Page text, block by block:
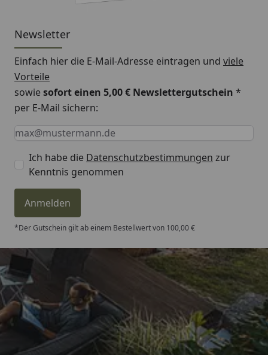
Newsletter
Einfach hier die E-Mail-Adresse eintragen und viele
Vorteile
sowiesofort einen 5,00 € Newslettergutschein *
per E-Mail sichern:
Keine Eingabe erforderlich
Eingabe erforderlich
E-Mail *
Ich habe die Datenschutzbestimmungen zur
Kenntnis genommen
Anmelden
*Der Gutschein gilt ab einem Bestellwert von 100,00 €
Trusted Shops
4,81/ 5